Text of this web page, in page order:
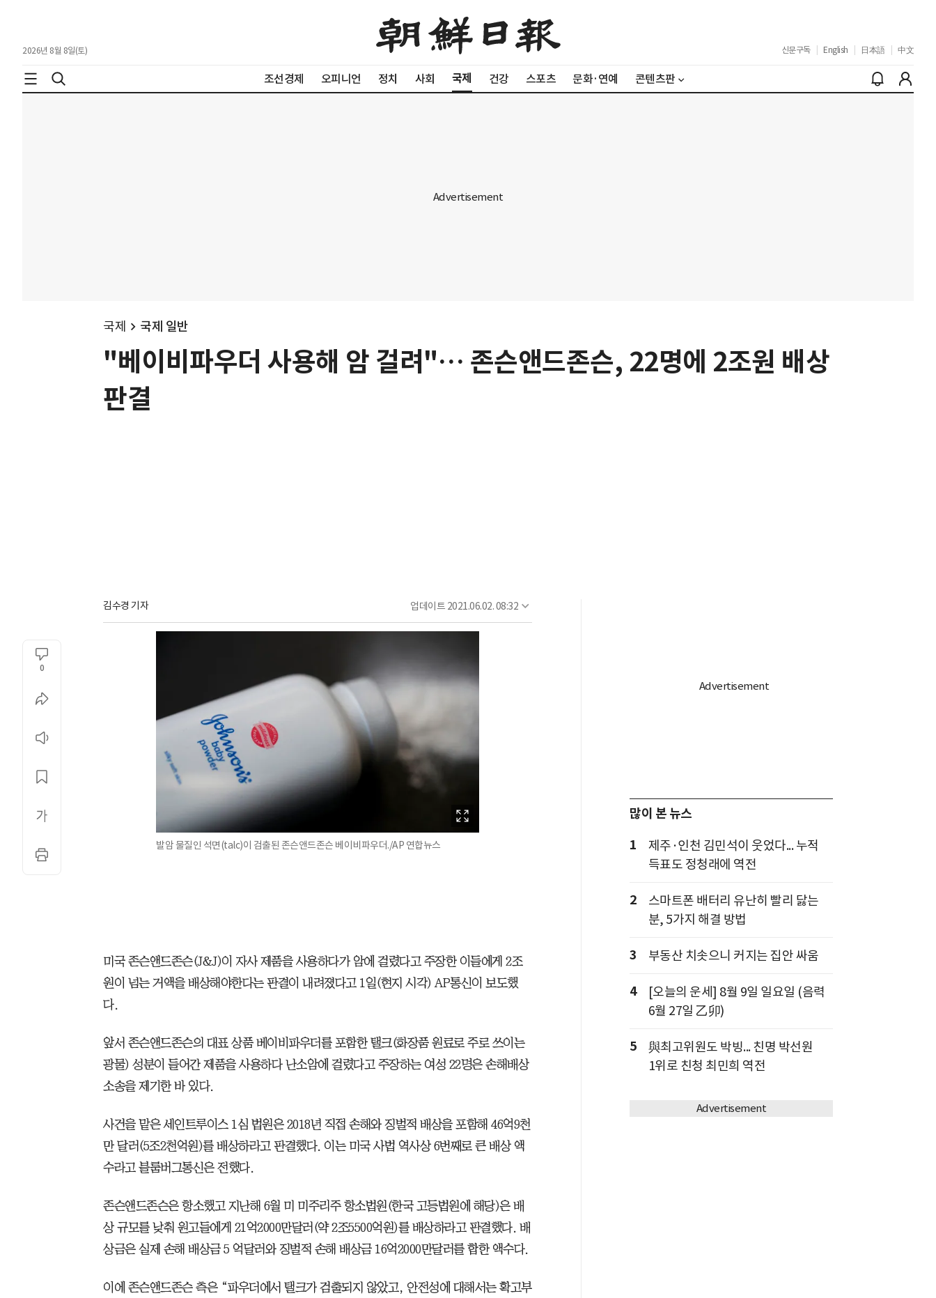
2026년 8월 8일(토) 신문구독 English 日本語 中文
조선경제 오피니언 정치 사회 국제 건강 스포츠 문화·연예 콘텐츠판
국제 국제 일반
"베이비파우더 사용해 암 걸려"… 존슨앤드존슨, 22명에 2조원 배상
판결
김수경 기자 업데이트 2021.06.02. 08:32
0
발암 물질인 석면(talc)이 검출된 존슨앤드존슨 베이비파우더./AP 연합뉴스
미국 존슨앤드존슨(J&J)이 자사 제품을 사용하다가 암에 걸렸다고 주장한 이들에게 2조
원이 넘는 거액을 배상해야한다는 판결이 내려졌다고 1일(현지 시각) AP통신이 보도했
다.
앞서 존슨앤드존슨의 대표 상품 베이비파우더를 포함한 탤크(화장품 원료로 주로 쓰이는
광물) 성분이 들어간 제품을 사용하다 난소암에 걸렸다고 주장하는 여성 22명은 손해배상
소송을 제기한 바 있다.
사건을 맡은 세인트루이스 1심 법원은 2018년 직접 손해와 징벌적 배상을 포함해 46억9천
만 달러(5조2천억원)를 배상하라고 판결했다. 이는 미국 사법 역사상 6번째로 큰 배상 액
수라고 블룸버그통신은 전했다.
존슨앤드존슨은 항소했고 지난해 6월 미 미주리주 항소법원(한국 고등법원에 해당)은 배
상 규모를 낮춰 원고들에게 21억2000만달러(약 2조5500억원)를 배상하라고 판결했다. 배
상금은 실제 손해 배상금 5 억달러와 징벌적 손해 배상금 16억2000만달러를 합한 액수다.
이에 존슨앤드존슨 측은 “파우더에서 탤크가 검출되지 않았고, 안전성에 대해서는 확고부
많이 본 뉴스
1
제주·인천 김민석이 웃었다... 누적
득표도 정청래에 역전
2
스마트폰 배터리 유난히 빨리 닳는
분, 5가지 해결 방법
3 부동산 치솟으니 커지는 집안 싸움
4
[오늘의 운세] 8월 9일 일요일 (음력
6월 27일 乙卯)
5
與최고위원도 박빙... 친명 박선원
1위로 친청 최민희 역전